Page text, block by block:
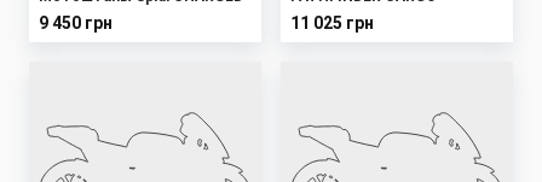
9 450 грн 11 025 грн